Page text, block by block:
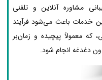
مشاوره آنلاین و تلفنی
این خدمات باعث می‌شود فرآیند
که معمولاً پیچیده و زمان‌بر
دغدغه انجام شود.